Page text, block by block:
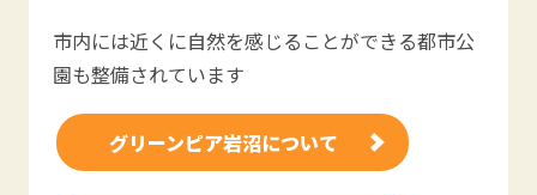
市内には近くに自然を感じることができる都市公
園も整備されています
グリーンピア岩沼について